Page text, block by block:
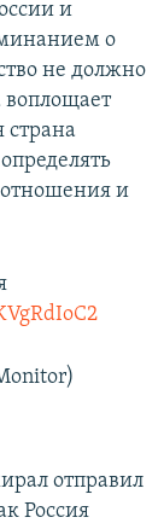
и
о
не должно
воплощает
и
отправил
Россия